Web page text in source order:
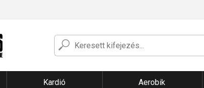
Kardió Aerobik